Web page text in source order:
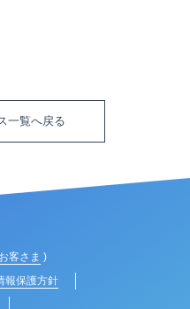
一覧へ戻る
客さま )
報保護方針